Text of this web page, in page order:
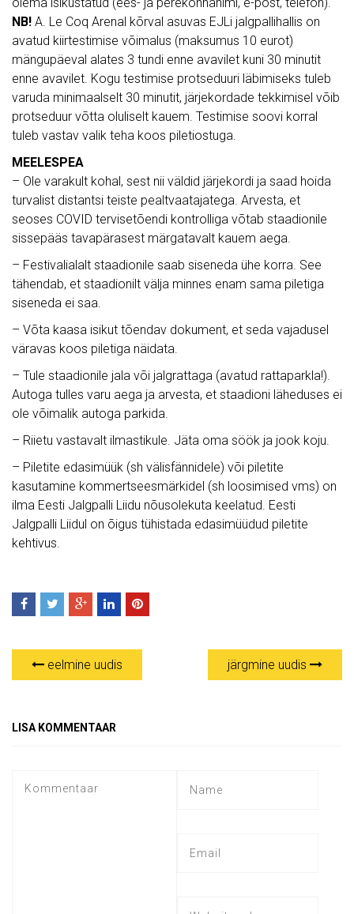
NB! A. Le Coq Arenal kõrval asuvas EJLi jalgpallihallis on
avatud kiirtestimise võimalus (maksumus 10 eurot)
mängupäeval alates 3 tundi enne avavilet kuni 30 minutit
enne avavilet. Kogu testimise protseduuri läbimiseks tuleb
varuda minimaalselt 30 minutit, järjekordade tekkimisel võib
protseduur võtta oluliselt kauem. Testimise soovi korral
tuleb vastav valik teha koos piletiostuga.
MEELESPEA
– Ole varakult kohal, sest nii väldid järjekordi ja saad hoida
turvalist distantsi teiste pealtvaatajatega. Arvesta, et
seoses COVID tervisetõendi kontrolliga võtab staadionile
sissepääs tavapärasest märgatavalt kauem aega.
– Festivalialalt staadionile saab siseneda ühe korra. See
tähendab, et staadionilt välja minnes enam sama piletiga
siseneda ei saa.
– Võta kaasa isikut tõendav dokument, et seda vajadusel
väravas koos piletiga näidata.
– Tule staadionile jala või jalgrattaga (avatud rattaparkla!).
Autoga tulles varu aega ja arvesta, et staadioni läheduses ei
ole võimalik autoga parkida.
– Riietu vastavalt ilmastikule. Jäta oma söök ja jook koju.
– Piletite edasimüük (sh välisfännidele) või piletite
kasutamine kommertseesmärkidel (sh loosimised vms) on
ilma Eesti Jalgpalli Liidu nõusolekuta keelatud. Eesti
Jalgpalli Liidul on õigus tühistada edasimüüdud piletite
kehtivus.
eelmine uudis järgmine uudis
LISA KOMMENTAAR